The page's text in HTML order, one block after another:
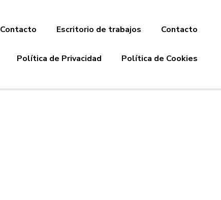
Contacto Escritorio de trabajos Contacto
Política de Privacidad Política de Cookies